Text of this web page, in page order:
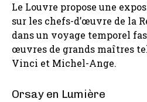
Le Louvre propose une
sur les chefs-d’œuvre de la
dans un voyage temporel
œuvres de grands maîtres
Vinci et Michel-Ange.
Orsay en Lumière